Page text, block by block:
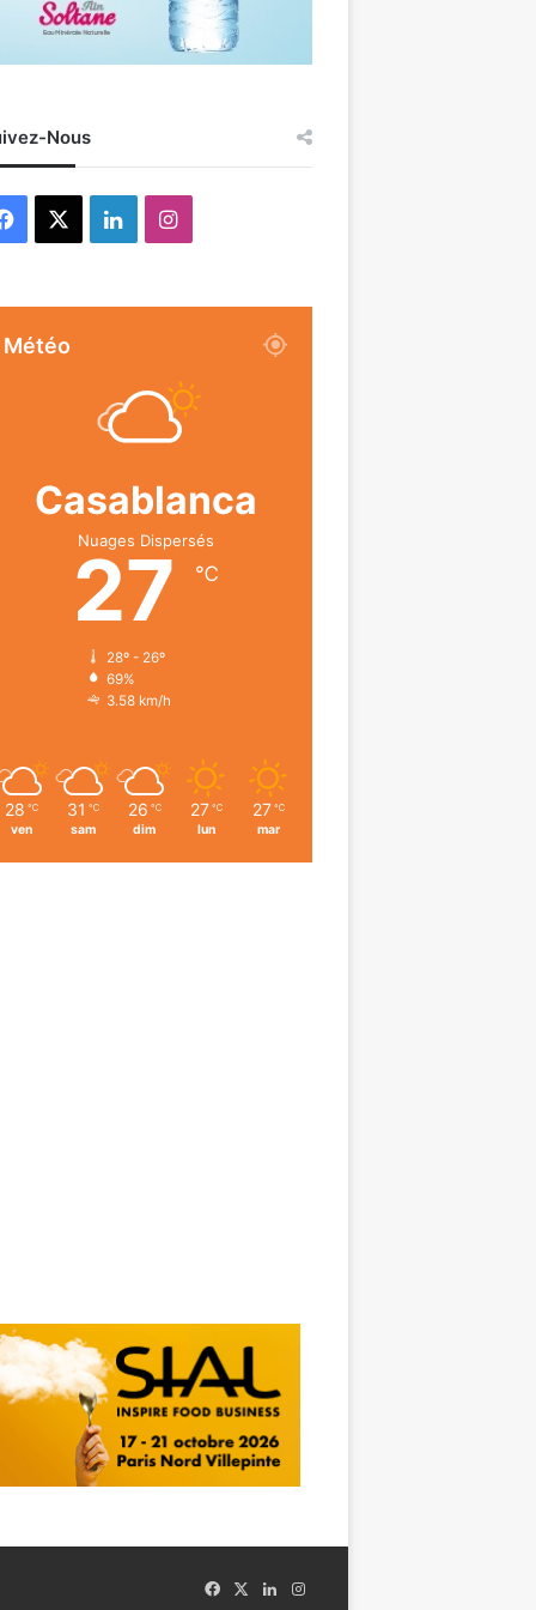
Nous
Facebook LinkedinInstagram
Météo
Casablanca
Nuages Dispersés
27 ℃
28º - 26º
69%
3.58 km/h
28 ℃
ven
31 ℃
sam
26 ℃
dim
27 ℃
lun
27 ℃
mar
Facebook
X LinkedinInstagram